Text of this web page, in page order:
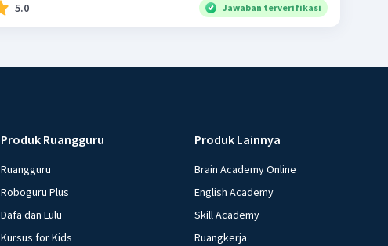
5.0 Jawaban terverifikasi
Produk Ruangguru
Ruangguru
Roboguru Plus
Dafa dan Lulu
Kursus for Kids
Produk Lainnya
Brain Academy Online
English Academy
Skill Academy
Ruangkerja